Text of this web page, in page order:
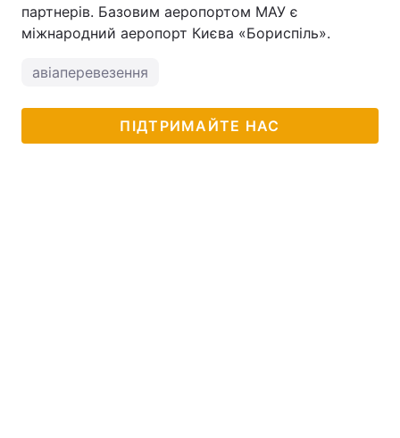
партнерів. Базовим аеропортом МАУ є
міжнародний аеропорт Києва «Бориспіль».
авіаперевезення
ПІДТРИМАЙТЕ НАС